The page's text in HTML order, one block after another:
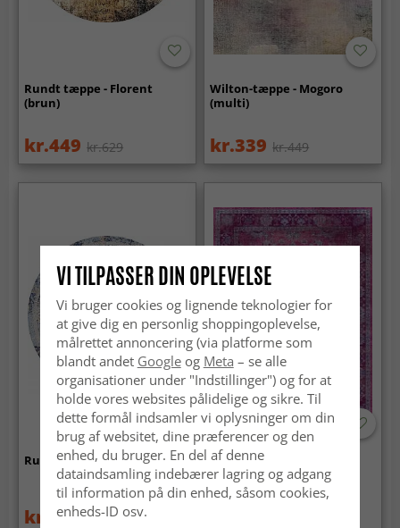
Rundt tæppe - Florent
(brun)
kr.449 kr.629
Wilton-tæppe - Mogoro
(multi)
kr.339 kr.449
Rundt tæppe - Denizli (blå)
kr.449 kr.629
Wilton-tæppe - Gombalia
(lilla)
VI TILPASSER DIN OPLEVELSE
Vi bruger cookies og lignende teknologier for
at give dig en personlig shoppingoplevelse,
målrettet annoncering (via platforme som
blandt andet Googleog Meta – se alle
organisationer under "Indstillinger") og for at
holde vores websites pålidelige og sikre. Til
dette formål indsamler vi oplysninger om din
brug af websitet, dine præferencer og den
enhed, du bruger. En del af denne
dataindsamling indebærer lagring og adgang
til information på din enhed, såsom cookies,
enheds-ID osv.